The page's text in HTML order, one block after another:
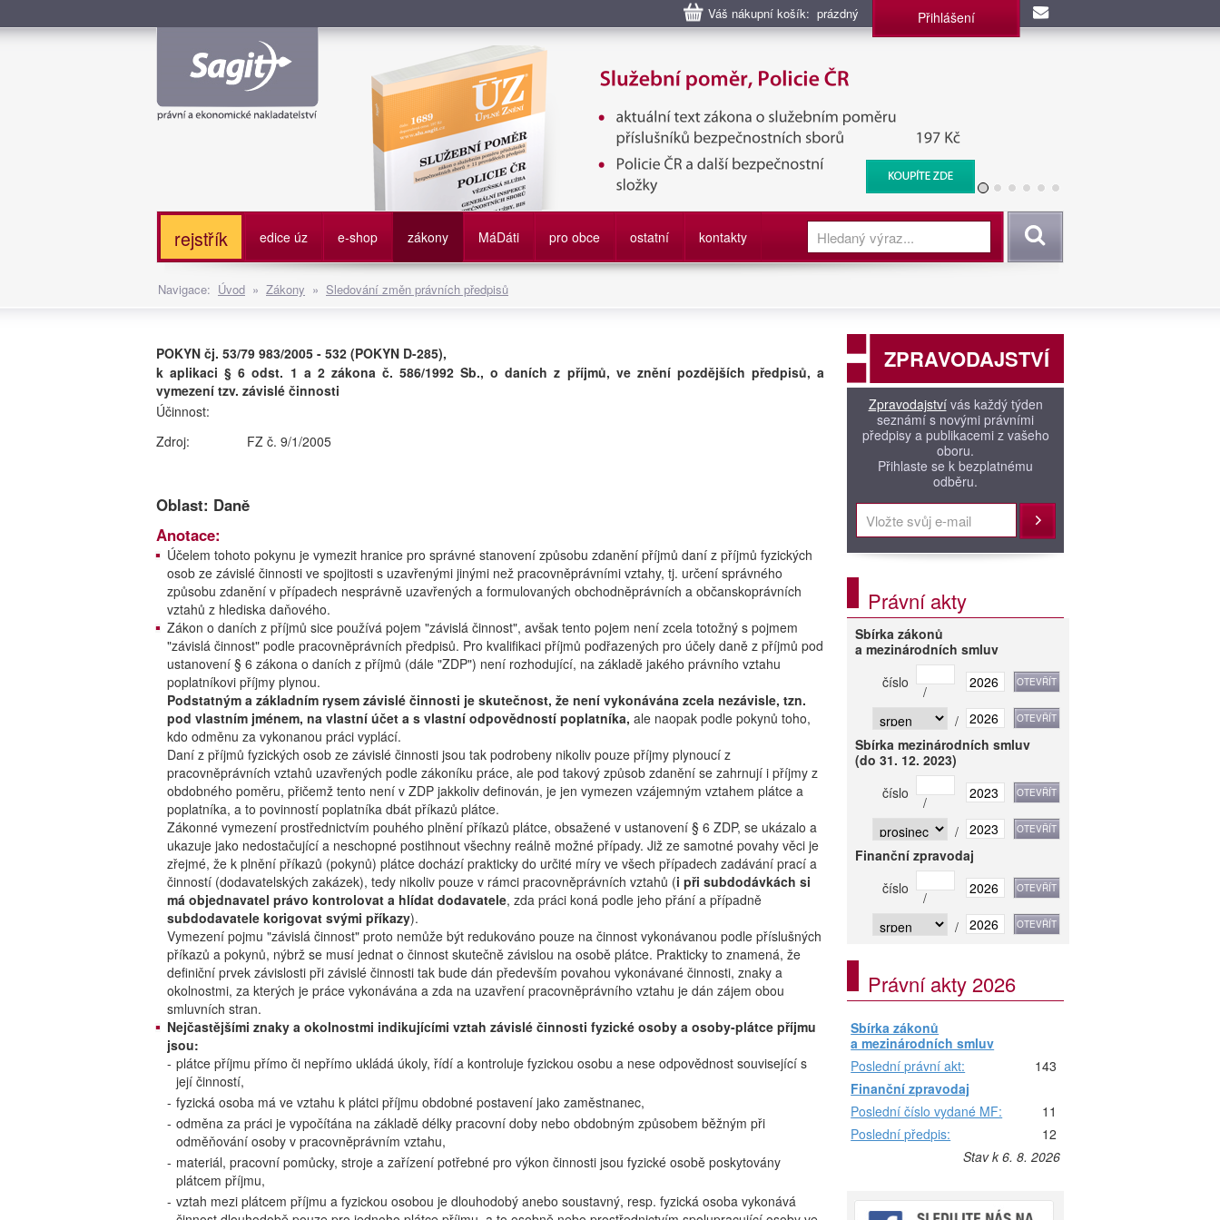
Váš nákupní košík: prázdný Přihlášení
Služební poměr příslušníků bezpečnostních sborů, Policie ČR, Vězeňská služba, BIS, Zpravodajské
služby
rejstřík edice úz e-shop zákony MáDáti pro obce ostatní kontakty Vyhledat
Navigace: Úvod » Zákony » Sledování změn právních předpisů
POKYN čj. 53/79 983/2005 - 532 (POKYN D-285),
k aplikaci § 6 odst. 1 a 2 zákona č. 586/1992 Sb., o daních z příjmů, ve znění pozdějších předpisů, a
vymezení tzv. závislé činnosti
Účinnost:
Zdroj:
FZ č. 9/1/2005
Oblast: Daně
Anotace:
Účelem tohoto pokynu je vymezit hranice pro správné stanovení způsobu zdanění příjmů daní z příjmů fyzických
osob ze závislé činnosti ve spojitosti s uzavřenými jinými než pracovněprávními vztahy, tj. určení správného
způsobu zdanění v případech nesprávně uzavřených a formulovaných obchodněprávních a občanskoprávních
vztahů z hlediska daňového.
Zákon o daních z příjmů sice používá pojem "závislá činnost", avšak tento pojem není zcela totožný s pojmem
"závislá činnost" podle pracovněprávních předpisů. Pro kvalifikaci příjmů podřazených pro účely daně z příjmů pod
ustanovení § 6 zákona o daních z příjmů (dále "ZDP") není rozhodující, na základě jakého právního vztahu
poplatníkovi příjmy plynou.
Podstatným a základním rysem závislé činnosti je skutečnost, že není vykonávána zcela nezávisle, tzn.
pod vlastním jménem, na vlastní účet a s vlastní odpovědností poplatníka, ale naopak podle pokynů toho,
kdo odměnu za vykonanou práci vyplácí.
Daní z příjmů fyzických osob ze závislé činnosti jsou tak podrobeny nikoliv pouze příjmy plynoucí z
pracovněprávních vztahů uzavřených podle zákoníku práce, ale pod takový způsob zdanění se zahrnují i příjmy z
obdobného poměru, přičemž tento není v ZDP jakkoliv definován, je jen vymezen vzájemným vztahem plátce a
poplatníka, a to povinností poplatníka dbát příkazů plátce.
Zákonné vymezení prostřednictvím pouhého plnění příkazů plátce, obsažené v ustanovení § 6 ZDP, se ukázalo a
ukazuje jako nedostačující a neschopné postihnout všechny reálně možné případy. Již ze samotné povahy věci je
zřejmé, že k plnění příkazů (pokynů) plátce dochází prakticky do určité míry ve všech případech zadávání prací a
činností (dodavatelských zakázek), tedy nikoliv pouze v rámci pracovněprávních vztahů (i při subdodávkách si
má objednavatel právo kontrolovat a hlídat dodavatele, zda práci koná podle jeho přání a případně
subdodavatele korigovat svými příkazy).
Vymezení pojmu "závislá činnost" proto nemůže být redukováno pouze na činnost vykonávanou podle příslušných
příkazů a pokynů, nýbrž se musí jednat o činnost skutečně závislou na osobě plátce. Prakticky to znamená, že
definiční prvek závislosti při závislé činnosti tak bude dán především povahou vykonávané činnosti, znaky a
okolnostmi, za kterých je práce vykonávána a zda na uzavření pracovněprávního vztahu je dán zájem obou
smluvních stran.
Nejčastějšími znaky a okolnostmi indikujícími vztah závislé činnosti fyzické osoby a osoby-plátce příjmu
jsou:
- plátce příjmu přímo či nepřímo ukládá úkoly, řídí a kontroluje fyzickou osobu a nese odpovědnost související s
její činností,
- fyzická osoba má ve vztahu k plátci příjmu obdobné postavení jako zaměstnanec,
- odměna za práci je vypočítána na základě délky pracovní doby nebo obdobným způsobem běžným při
odměňování osoby v pracovněprávním vztahu,
- materiál, pracovní pomůcky, stroje a zařízení potřebné pro výkon činnosti jsou fyzické osobě poskytovány
plátcem příjmu,
- vztah mezi plátcem příjmu a fyzickou osobou je dlouhodobý anebo soustavný, resp. fyzická osoba vykonává
ZPRAVODAJSTVÍ
Zpravodajstvívás každý týden
seznámí s novými právními
předpisy a publikacemi z vašeho
oboru.
Přihlaste se k bezplatnému
odběru.
Přihlásit
Právní akty
Sbírka zákonů
a mezinárodních smluv
číslo
/
/
Sbírka mezinárodních smluv
(do 31. 12. 2023)
číslo
/
/
Finanční zpravodaj
číslo
/
/
Právní akty 2026
Sbírka zákonů
a mezinárodních smluv
Poslední právní akt:
143
Finanční zpravodaj
Poslední číslo vydané MF:
11
Poslední předpis:
12
Stav k 6. 8. 2026